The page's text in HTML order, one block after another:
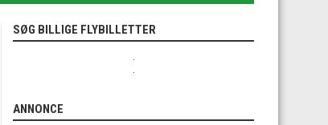
SØG BILLIGE FLYBILLETTER
ANNONCE